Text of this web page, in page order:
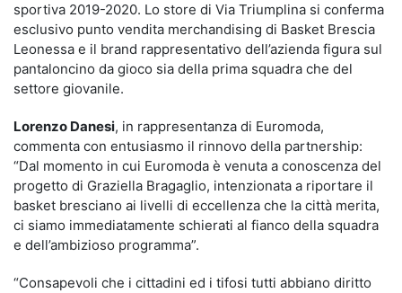
sportiva 2019-2020. Lo store di Via Triumplina si conferma
esclusivo punto vendita merchandising di Basket Brescia
Leonessa e il brand rappresentativo dell’azienda figura sul
pantaloncino da gioco sia della prima squadra che del
settore giovanile.
Lorenzo Danesi, in rappresentanza di Euromoda,
commenta con entusiasmo il rinnovo della partnership:
“Dal momento in cui Euromoda è venuta a conoscenza del
progetto di Graziella Bragaglio, intenzionata a riportare il
basket bresciano ai livelli di eccellenza che la città merita,
ci siamo immediatamente schierati al fianco della squadra
e dell’ambizioso programma”.
“Consapevoli che i cittadini ed i tifosi tutti abbiano diritto